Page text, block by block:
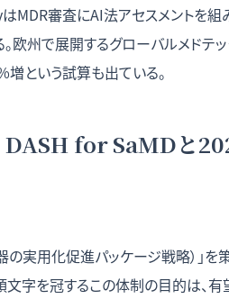
MDR審査にAI法アセスメントを組
欧州で展開するグローバルメドテ
という試算も出ている。
DASH for SaMDと
実用化促進パッケージ戦略）」を
文字を冠するこの体制の目的は、有